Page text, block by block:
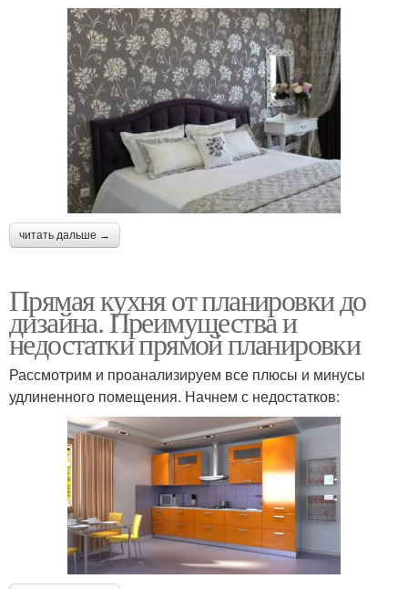
читать дальше →
Прямая кухня от планировки до
дизайна. Преимущества и
недостатки прямой планировки
Рассмотрим и проанализируем все плюсы и минусы
удлиненного помещения. Начнем с недостатков: